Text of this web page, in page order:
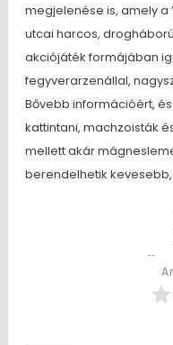
megjelenése is, amely a
utcai harcos,
akciójáték formájában
fegyverarzenállal,
Bővebb információért,
kattintani, machzoisták
mellett akár
berendelhetik